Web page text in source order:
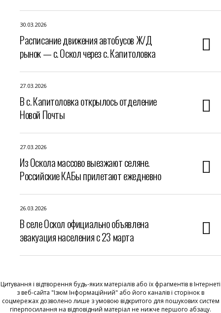
30.03.2026
Расписание движения автобусов Ж/Д
рынок — с. Оскол через с. Капитоловка
27.03.2026
В с. Капитоловка открылось отделение
Новой Почты
27.03.2026
Из Оскола массово выезжают селяне.
Российские КАБы прилетают ежедневно
26.03.2026
В селе Оскол официально объявлена
эвакуация населения с 23 марта
Цитування і відтворення будь-яких матеріалів або їх фрагментів в Інтернеті
з веб-сайта "Ізюм Інформаційний" або його каналів і сторінок в
соцмережах дозволено лише з умовою відкритого для пошукових систем
гіперпосилання на відповідний матеріал не нижче першого абзацу.